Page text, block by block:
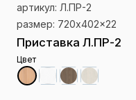
артикул: Л.ПР-2
размер: 720x402x22
Приставка Л.ПР-2
Цвет